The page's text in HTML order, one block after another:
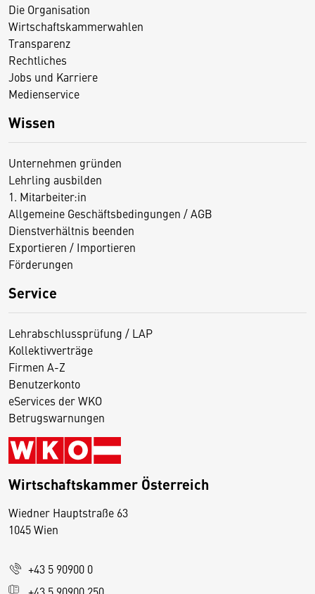
Die Organisation
Wirtschaftskammerwahlen
Transparenz
Rechtliches
Jobs und Karriere
Medienservice
Wissen
Unternehmen gründen
Lehrling ausbilden
1. Mitarbeiter:in
Allgemeine Geschäftsbedingungen / AGB
Dienstverhältnis beenden
Exportieren / Importieren
Förderungen
Service
Lehrabschlussprüfung / LAP
Kollektivverträge
Firmen A-Z
Benutzerkonto
eServices der WKO
Betrugswarnungen
Wirtschaftskammer Österreich
Wiedner Hauptstraße 63
1045 Wien
+43 5 90900 0
D
s